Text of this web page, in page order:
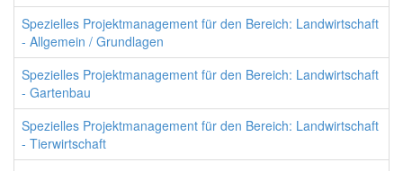
Spezielles Projektmanagement für den Bereich: Landwirtschaft
- Allgemein / Grundlagen
Spezielles Projektmanagement für den Bereich: Landwirtschaft
- Gartenbau
Spezielles Projektmanagement für den Bereich: Landwirtschaft
- Tierwirtschaft